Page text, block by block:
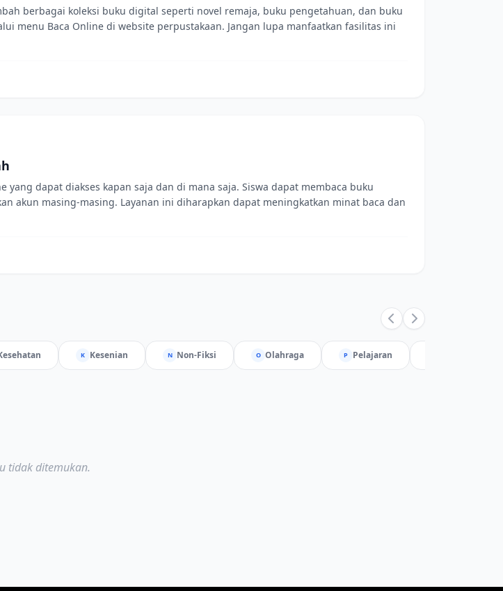
berbagai koleksi buku digital seperti novel remaja, buku pengetahuan, dan buku
menu Baca Online di website perpustakaan. Jangan lupa manfaatkan fasilitas ini
dapat diakses kapan saja dan di mana saja. Siswa dapat membaca buku
akun masing-masing. Layanan ini diharapkan dapat meningkatkan minat baca dan
K Kesenian N Non-Fiksi O Olahraga P Pelajaran
tidak ditemukan.